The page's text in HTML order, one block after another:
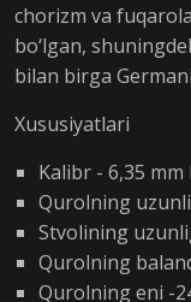
chorizm va
bo‘lgan,
bilan birga
Xususiyatlari
Kalibr - 6,35
Qurolning
Stvolining
Qurolning
Qurolning eni -